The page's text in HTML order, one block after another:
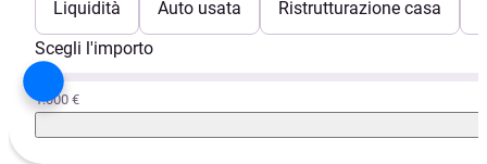
Liquidità
Auto usata Ristrutturazione casa
Scegli l'importo
1.000 €